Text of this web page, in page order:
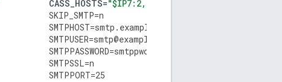
CASS_HOSTS="$IP7:2,1 $IP8:2,1 $IP9:2,1
SKIP_SMTP=n
SMTPHOST=smtp . example
SMTPUSER=smtp@example
SMTPPASSWORD=smtppwd
SMTPSSL=n
SMTPPORT=25